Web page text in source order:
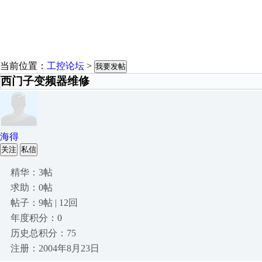
当前位置： 工控论坛 > 我要发帖
西门子变频器维修
海得
关注 私信
精华：3帖
求助：0帖
帖子：9帖 | 12回
年度积分：0
历史总积分：75
注册：2004年8月23日